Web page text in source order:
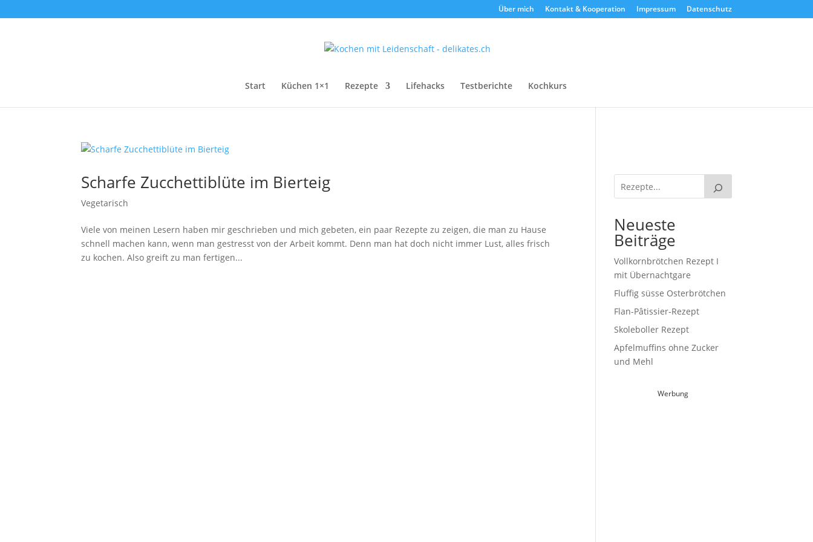
Über mich Kontakt & Kooperation Impressum Datenschutz
Start Küchen 1×1 Rezepte Lifehacks Testberichte Kochkurs
Scharfe Zucchettiblüte im Bierteig
Vegetarisch
Viele von meinen Lesern haben mir geschrieben und mich gebeten, ein paar Rezepte zu zeigen, die man zu Hause
schnell machen kann, wenn man gestresst von der Arbeit kommt. Denn man hat doch nicht immer Lust, alles frisch
zu kochen. Also greift zu man fertigen...
Neueste
Beiträge
Vollkornbrötchen Rezept I
mit Übernachtgare
Fluffig süsse Osterbrötchen
Flan-Pâtissier-Rezept
Skoleboller Rezept
Apfelmuffins ohne Zucker
und Mehl
Werbung